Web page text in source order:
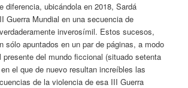
diferencia, ubicándola en 2018, Sardá
Guerra Mundial en una secuencia de
inverosímil. Estos sucesos,
sólo apuntados en un par de páginas, a modo
presente del mundo ficcional (situado setenta
el que de nuevo resultan increíbles las
de la violencia de esa III Guerra